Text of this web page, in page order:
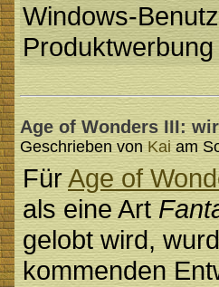
Windows-
Age of Wonders III:
Geschrieben vonKaiam
FürAge of
als eine Art
gelobt wird,
kommenden